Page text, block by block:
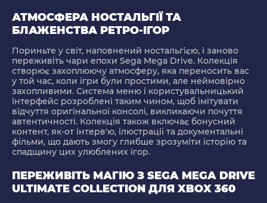
АТМОСФЕРА НОСТАЛЬГІЇ ТА
БЛАЖЕНСТВА РЕТРО-ІГОР
Пориньте у світ, наповнений ностальгією, і заново
переживіть чари епохи Sega Mega Drive. Колекція
створює захоплюючу атмосферу, яка переносить вас
у той час, коли ігри були простими, але неймовірно
захопливими. Система меню і користувальницький
інтерфейс розроблені таким чином, щоб імітувати
відчуття оригінальної консолі, викликаючи почуття
автентичності. Колекція також включає бонусний
контент, як-от інтерв'ю, ілюстрації та документальні
фільми, що дають змогу глибше зрозуміти історію та
спадщину цих улюблених ігор.
ПЕРЕЖИВІТЬ МАГІЮ З SEGA MEGA DRIVE
ULTIMATE COLLECTION ДЛЯ XBOX 360